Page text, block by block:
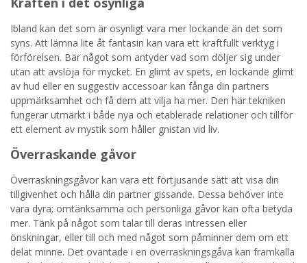
Ibland kan det som är osynligt vara mer lockande än det som
syns. Att lämna lite åt fantasin kan vara ett kraftfullt verktyg i
förförelsen. Bär något som antyder vad som döljer sig under
utan att avslöja för mycket. En glimt av spets, en lockande glimt
av hud eller en suggestiv accessoar kan fånga din partners
uppmärksamhet och få dem att vilja ha mer. Den här tekniken
fungerar utmärkt i både nya och etablerade relationer och tillför
ett element av mystik som håller gnistan vid liv.
Överraskande gåvor
Överraskningsgåvor kan vara ett förtjusande sätt att visa din
tillgivenhet och hålla din partner gissande. Dessa behöver inte
vara dyra; omtänksamma och personliga gåvor kan ofta betyda
mer. Tänk på något som talar till deras intressen eller
önskningar, eller till och med något som påminner dem om ett
delat minne. Det oväntade i en överraskningsgåva kan framkalla